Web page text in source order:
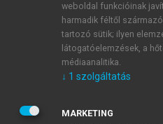
E-MAIL-CÍM
JELSZÓ
weboldal funkcióinak
harmadik féltől
tartozó sütik; ilyen
látogatóelemzések, a
médiaanalitika.
↓ 1 szolgáltatás
MARKETING